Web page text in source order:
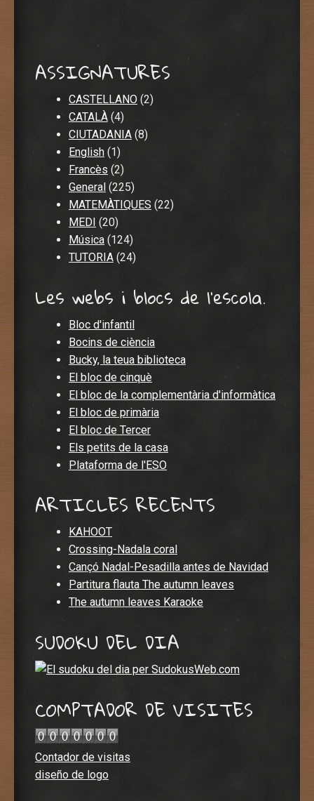
ASSIGNATURES
CASTELLANO (2)
CATALÀ (4)
CIUTADANIA (8)
English (1)
Francès (2)
General (225)
MATEMÀTIQUES (22)
MEDI (20)
Música (124)
TUTORIA (24)
Les webs i blocs de l'escola.
Bloc d'infantil
Bocins de ciència
Bucky, la teua biblioteca
El bloc de cinquè
El bloc de la complementària d'informàtica
El bloc de primària
El bloc de Tercer
Els petits de la casa
Plataforma de l'ESO
ARTICLES RECENTS
KAHOOT
Crossing-Nadala coral
Cançó Nadal-Pesadilla antes de Navidad
Partitura flauta The autumn leaves
The autumn leaves Karaoke
SUDOKU DEL DIA
COMPTADOR DE VISITES
Contador de visitas
diseño de logo